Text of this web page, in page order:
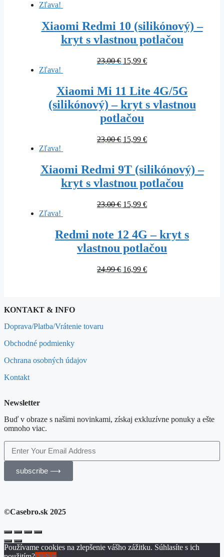
Zľava!
Xiaomi Redmi 10 (silikónový) –
kryt s vlastnou potlačou
23,00€ 15,99 €
Zľava!
Xiaomi Mi 11 Lite 4G/5G
(silikónový) – kryt s vlastnou
potlačou
23,00€ 15,99 €
Zľava!
Xiaomi Redmi 9T (silikónový) –
kryt s vlastnou potlačou
23,00€ 15,99 €
Zľava!
Redmi note 12 4G – kryt s
vlastnou potlačou
24,99€ 16,99 €
KONTAKT & INFO
Doprava/Platba/Vrátenie tovaru
Obchodné podmienky
Ochrana osobných údajov
Kontakt
Newsletter
Buď v obraze s našimi novinkami, získaj exkluzívne ponuky a ešte
omnoho viac.
subscribe ⟶
©Casebro.sk 2025
Používame cookies na zlepšenie vášho zážitku. Súhlasíte s ich